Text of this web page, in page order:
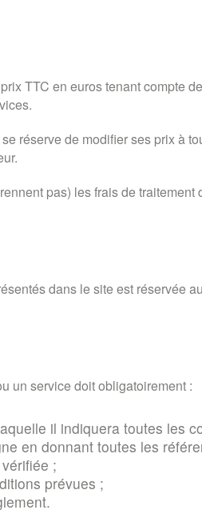
TTC en euros tenant compte
réserve de modifier ses prix à
pas) les frais de
dans le site est réservée
un service doit obligatoirement :
il indiquera toutes les
en donnant toutes les
;
prévues ;